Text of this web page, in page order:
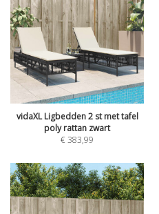
vidaXL Ligbedden 2 st met tafel
poly rattan zwart
€383,99